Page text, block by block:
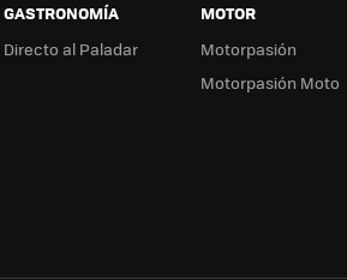
GASTRONOMÍA
Directo al Paladar
MOTOR
Motorpasión
Motorpasión Moto